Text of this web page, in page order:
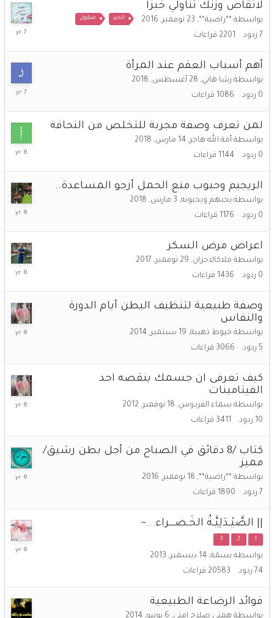
لانقاص وزنك تناولي خبزا
بواسطة **راضية**, 23 نوفمبر, 2016 الخبز منقول
7 ردود 2201 قراءات
أهم أسباب العقم عند المرأة
بواسطة رشا هاني, 28 أغسطس, 2018
0 ردود 1086 قراءات
28
2018
لمن تعرف وصفة مجربة للتخلص من النحافة
بواسطة أمة الله هاجر, 14 مارس, 2018
0 ردود 1144 قراءات
14
الريجيم وحبوب منع الحمل أرجو المساعدة..
بواسطة يحبهم ويحبونه, 3 مارس, 2018
0 ردود 1176 قراءات
2018
اعراض مرض السكر
بواسطة ملاكالاحزان, 29 نوفمبر, 2017
0 ردود 1436 قراءات
29
وصفة طبيعية لتنظيف البطن أيام الدورة
والنفاس
بواسطة خيوط ذهبية, 19 سبتمبر, 2014
5 ردود 3066 قراءات
11
كيف تعرفى ان جسمك ينقصه احد
الفيتامينات
بواسطة سماء الفردوس, 18 نوفمبر, 2012
10 ردود 3411 قراءات
11
كتاب /8 دقائق في الصباح من أجل بطن رشيق/
مميز
بواسطة **راضية**, 18 نوفمبر, 2016
7 ردود 1890 قراءات
24
|| الصَّيْـدَلِيَّـةُ الخَـضـــراء ..~
1
2
3
بواسطة بسمَة, 14 ديسمبر, 2013
74 ردود 20583 قراءات
16
فوائد الرضاعة الطبيعية